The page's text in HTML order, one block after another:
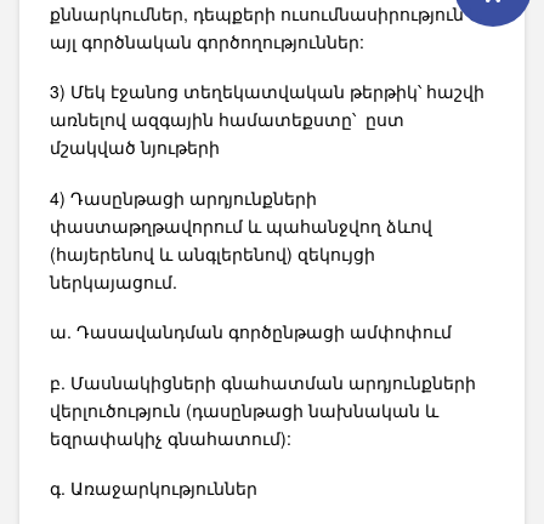
քննարկումներ, դեպքերի ուսումնասիրություն և
այլ գործնական գործողություններ:
3) Մեկ էջանոց տեղեկատվական թերթիկ՝ հաշվի
առնելով ազգային համատեքստը՝ ըստ
մշակված նյութերի
4) Դասընթացի արդյունքների
փաստաթղթավորում և պահանջվող ձևով
(հայերենով և անգլերենով) զեկույցի
ներկայացում.
ա. Դասավանդման գործընթացի ամփոփում
բ. Մասնակիցների գնահատման արդյունքների
վերլուծություն (դասընթացի նախնական և
եզրափակիչ գնահատում):
գ. Առաջարկություններ